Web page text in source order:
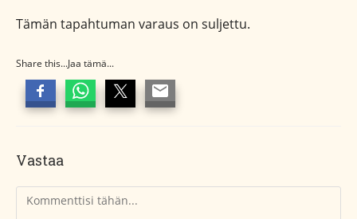
Tämän tapahtuman varaus on suljettu.
Share this...Jaa tämä...
Vastaa
Kommentti